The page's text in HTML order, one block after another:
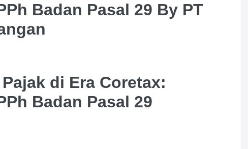
Badan Pasal 29 By PT
di Era Coretax:
Badan Pasal 29